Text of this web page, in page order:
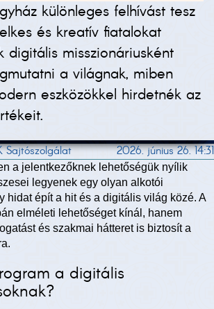
különleges felhívást tesz
és kreatív fiatalokat
digitális misszionáriusként
a világnak, miben
eszközökkel hirdetnék az
Sajtószolgálat 2026. június 26. 14:31
a jelentkezőknek lehetőségük nyílik
legyenek egy olyan alkotói
hidat épít a hit és a digitális világ közé. A
elméleti lehetőséget kínál, hanem
és szakmai hátteret is biztosít a
a digitális